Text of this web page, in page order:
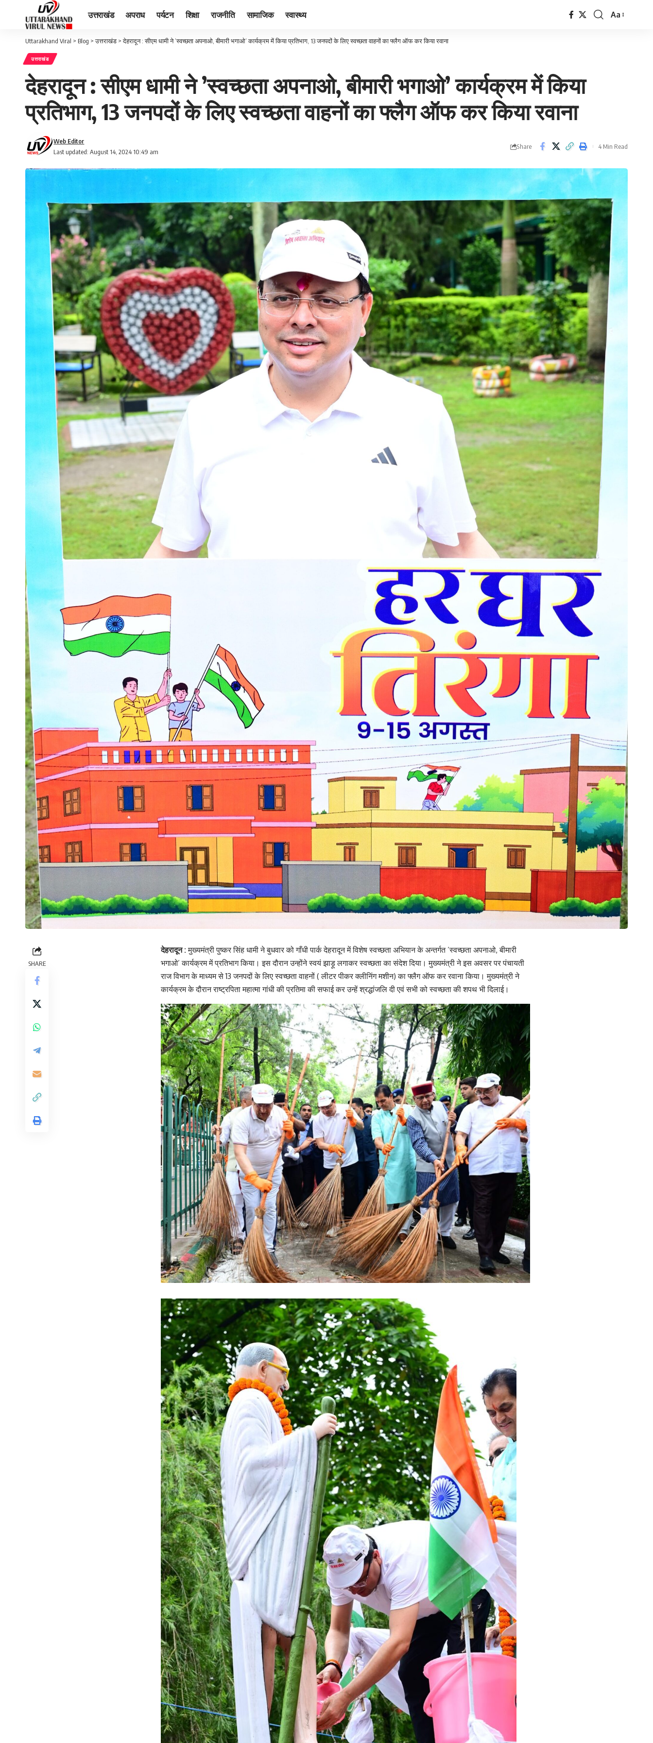
उत्तराखंड अपराध पर्यटन शिक्षा राजनीति सामाजिक स्वास्थ्य
Font
Aa
Uttarakhand Viral > Blog >उत्तराखंड >देहरादून : सीएम धामी ने ’स्वच्छता अपनाओ, बीमारी भगाओ’ कार्यक्रम में किया प्रतिभाग, 13 जनपदों के लिए स्वच्छता वाहनों का फ्लैग ऑफ कर किया रवाना
उत्तराखंड
देहरादून : सीएम धामी ने ’स्वच्छता अपनाओ, बीमारी भगाओ’ कार्यक्रम में किया
प्रतिभाग, 13 जनपदों के लिए स्वच्छता वाहनों का फ्लैग ऑफ कर किया रवाना
Last updated: August 14, 2024 10:49 am
Web Editor
Share 4 Min Read
SHARE
देहरादून : मुख्यमंत्री पुष्कर सिंह धामी ने बुधवार को गाँधी पार्क देहरादून में विशेष स्वच्छता अभियान के अन्तर्गत ’स्वच्छता अपनाओ, बीमारी
भगाओ’ कार्यक्रम में प्रतिभाग किया। इस दौरान उन्होंने स्वयं झाड़ू लगाकर स्वच्छता का संदेश दिया। मुख्यमंत्री ने इस अवसर पर पंचायती
राज विभाग के माध्यम से 13 जनपदों के लिए स्वच्छता वाहनों ( लीटर पीकर क्लीनिंग मशीन) का फ्लैग ऑफ कर रवाना किया। मुख्यमंत्री ने
कार्यक्रम के दौरान राष्ट्रपिता महात्मा गांधी की प्रतिमा की सफाई कर उन्हें श्रद्धांजलि दी एवं सभी को स्वच्छता की शपथ भी दिलाई।